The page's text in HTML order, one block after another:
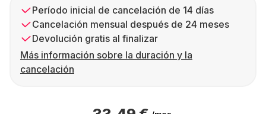
Período inicial de cancelación de 14 días
Cancelación mensual después de 24 meses
Devolución gratis al finalizar
Más información sobre la duración y la
cancelación